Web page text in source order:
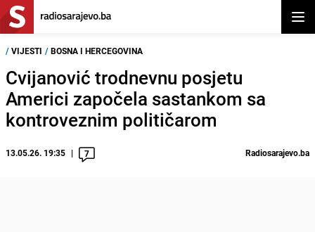
/ VIJESTI / BOSNA I HERCEGOVINA
Cvijanović trodnevnu posjetu
Americi započela sastankom sa
kontroveznim političarom
13.05.26. 19:35 7 Radiosarajevo.ba